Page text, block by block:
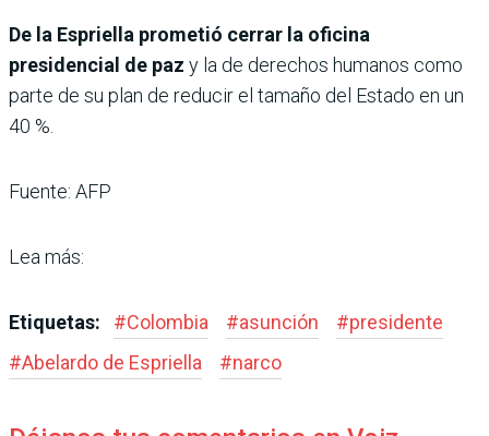
De la Espriella prometió cerrar la oficina
presidencial de paz y la de derechos humanos como
parte de su plan de reducir el tamaño del Estado en un
40 %.
Fuente: AFP
Lea más:
Etiquetas: #Colombia #asunción #presidente
#Abelardo de Espriella #narco